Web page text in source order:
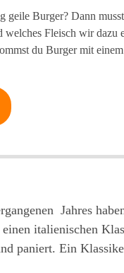
geile Burger? Dann
welches Fleisch wir
du Burger mit
Jahres
italienischen
paniert. Ein